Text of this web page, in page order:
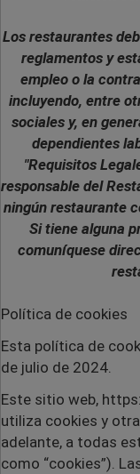
Los restaurantes
reglamentos y
empleo o la
incluyendo, entre
sociales y, en
dependientes
"Requisitos
responsable del
ningún restaurante
Si tiene alguna
comuníquese
Política de cookies
Esta política de
de julio de 2024.
Este sitio web,
utiliza cookies y
adelante, a todas
como “cookies”).